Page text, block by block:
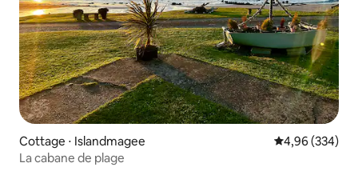
Cottage ⋅ Islandmagee Évaluation
4,96 (334)
La cabane de plage